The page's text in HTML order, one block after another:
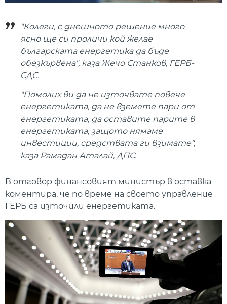
"Колеги, с днешното решение много
ясно ще си проличи кой желае
българската енергетика да бъде
обезкървена", каза Жечо Станков, ГЕРБ-
СДС.
"Помолих ви да не източвате повече
енергетиката, да не вземете пари от
енергетиката, да оставите парите в
енергетиката, защото нямаме
инвестиции, средствата ги взимате",
каза Рамадан Аталай, ДПС.
В отговор финансовият министър в оставка
коментира, че по време на своето управление
ГЕРБ са източили енергетиката.